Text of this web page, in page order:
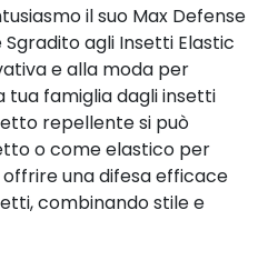
il suo Max Defense
agli Insetti Elastic
e alla moda per
famiglia dagli insetti
repellente si può
o come elastico per
una difesa efficace
combinando stile e